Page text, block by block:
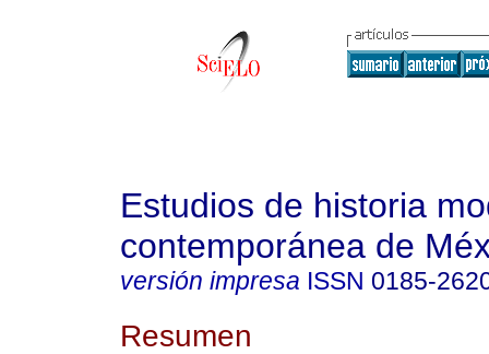
Estudios de historia
contemporánea de
versión impresa ISSN 0185-
Resumen